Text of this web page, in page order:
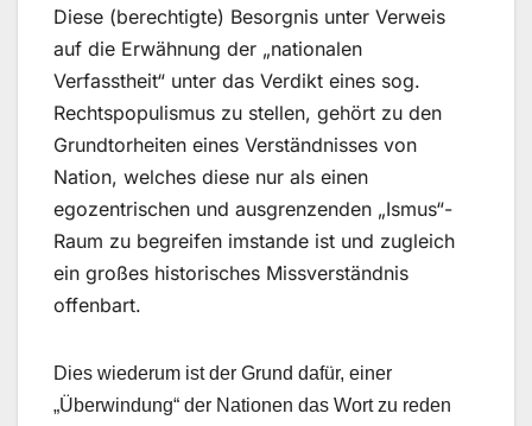
Diese (berechtigte) Besorgnis unter Verweis
auf die Erwähnung der „nationalen
Verfasstheit“ unter das Verdikt eines sog.
Rechtspopulismus zu stellen, gehört zu den
Grundtorheiten eines Verständnisses von
Nation, welches diese nur als einen
egozentrischen und ausgrenzenden „Ismus“-
Raum zu begreifen imstande ist und zugleich
ein großes historisches Missverständnis
offenbart.
Dies wiederum ist der Grund dafür, einer
„Überwindung“ der Nationen das Wort zu reden